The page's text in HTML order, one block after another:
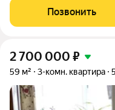
площадки. Квартира
ремонт,что позволит
Позвонить
2 700 000 ₽
59 м² 3-комн. квартира